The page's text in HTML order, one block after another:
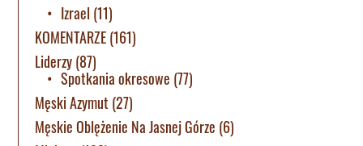
Izrael (11)
KOMENTARZE(161)
Liderzy(87)
Spotkania okresowe (77)
Męski Azymut (27)
Męskie Oblężenie Na Jasnej Górze (6)